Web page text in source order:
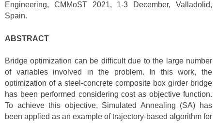
Engineering, CMMoST 2021, 1-3 December, Valladolid,
Spain.
ABSTRACT
Bridge optimization can be difficult due to the large number
of variables involved in the problem. In this work, the
optimization of a steel‐concrete composite box girder bridge
has been performed considering cost as objective function.
To achieve this objective, Simulated Annealing (SA) has
been applied as an example of trajectory‐based algorithm for